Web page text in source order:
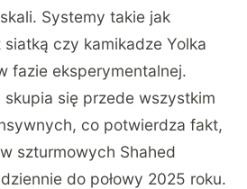
Systemy takie jak
czy kamikadze Yolka
fazie eksperymentalnej.
skupia się przede wszystkim
co potwierdza fakt,
szturmowych Shahed
dziennie do połowy 2025 roku.